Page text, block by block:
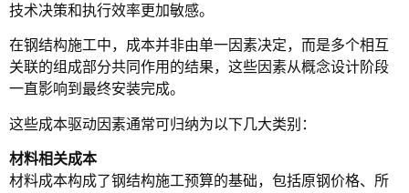
技术决策和执行效率更加敏感。
在钢结构施工中，成本并非由单一因素决定，而是多个相互
关联的组成部分共同作用的结果，这些因素从概念设计阶段
一直影响到最终安装完成。
这些成本驱动因素通常可归纳为以下几大类别：
材料相关成本
材料成本构成了钢结构施工预算的基础，包括原钢价格、所